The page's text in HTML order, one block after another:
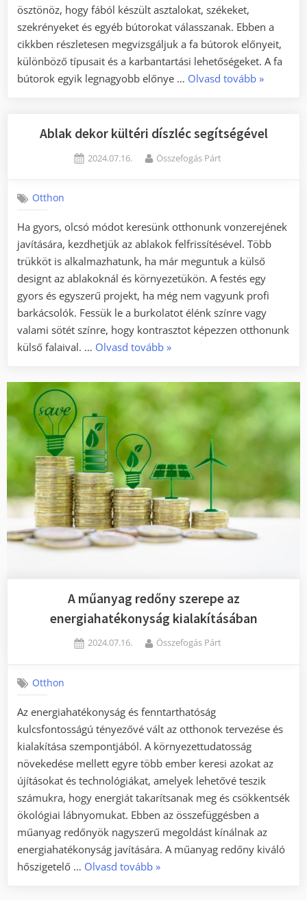
ösztönöz, hogy fából készült asztalokat, székeket,
szekrényeket és egyéb bútorokat válasszanak. Ebben a
cikkben részletesen megvizsgáljuk a fa bútorok előnyeit,
különböző típusait és a karbantartási lehetőségeket. A fa
bútorok egyik legnagyobb előnye … Olvasd tovább„A
varázsa
»
Ablak dekor kültéri díszléc segítségével
Posted
2024.07.16. By
Összefogás Párt
Otthon
Ha gyors, olcsó módot keresünk otthonunk vonzerejének
javítására, kezdhetjük az ablakok felfrissítésével. Több
trükköt is alkalmazhatunk, ha már meguntuk a külső
designt az ablakoknál és környezetükön. A festés egy
gyors és egyszerű projekt, ha még nem vagyunk profi
barkácsolók. Fessük le a burkolatot élénk színre vagy
valami sötét színre, hogy kontrasztot képezzen otthonunk
külső falaival. … Olvasd tovább„Ablak
kültéri
segítségével”
»
A műanyag redőny szerepe az
energiahatékonyság kialakításában
Posted
2024.07.16. By
Összefogás Párt
Otthon
Az energiahatékonyság és fenntarthatóság
kulcsfontosságú tényezővé vált az otthonok tervezése és
kialakítása szempontjából. A környezettudatosság
növekedése mellett egyre több ember keresi azokat az
újításokat és technológiákat, amelyek lehetővé teszik
számukra, hogy energiát takarítsanak meg és csökkentsék
ökológiai lábnyomukat. Ebben az összefüggésben a
műanyag redőnyök nagyszerű megoldást kínálnak az
energiahatékonyság javítására. A műanyag redőny kiváló
hőszigetelő … Olvasd tovább„A
»